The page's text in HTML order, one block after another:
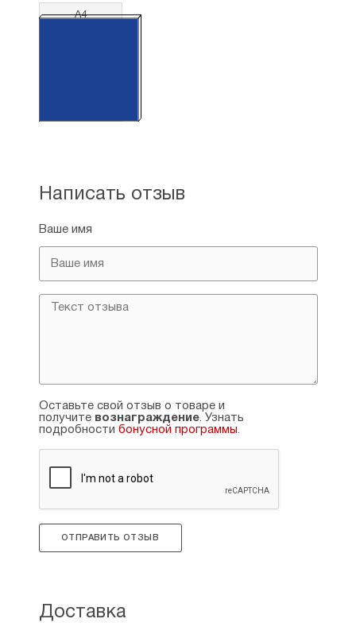
А4
Написать отзыв
Ваше имя
Оставьте свой отзыв о товаре и
получите вознаграждение. Узнать
подробности бонусной программы.
ОТПРАВИТЬ ОТЗЫВ
Доставка